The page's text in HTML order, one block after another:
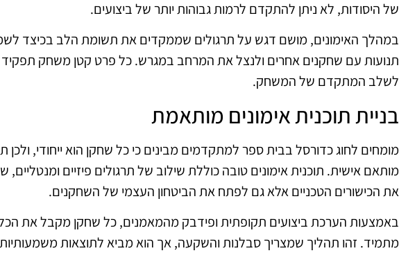
של היסודות, לא ניתן להתקדם לרמות גבוהות יותר של ביצועים.
במהלך האימונים, מושם דגש על תרגולים שממקדים את תשומת הלב בכיצד
תנועות עם שחקנים אחרים ולנצל את המרחב במגרש. כל פרט קטן משחק
לשלב המתקדם של המשחק.
בניית תוכנית אימונים מותאמת
מומחים לחוג כדורסל בבית ספר למתקדמים מבינים כי כל שחקן הוא ייחודי, ולכן
מותאם אישית. תוכנית אימונים טובה כוללת שילוב של תרגולים פיזיים
את הכישורים הטכניים אלא גם לפתח את הביטחון העצמי של השחקנים.
באמצעות הערכת ביצועים תקופתית ופידבק מהמאמנים, כל שחקן מקבל את
מתמיד. זהו תהליך שמצריך סבלנות והשקעה, אך הוא מביא לתוצאות משמעותיות